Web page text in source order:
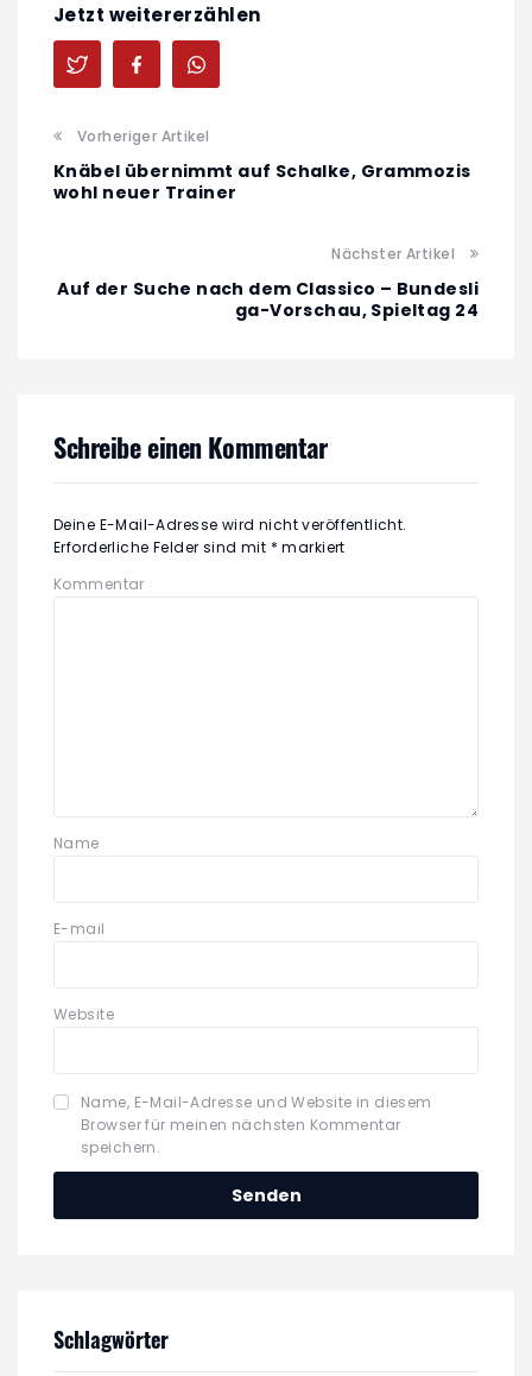
Jetzt weitererzählen
Vorheriger Artikel
Knäbel übernimmt auf Schalke, Grammozis
wohl neuer Trainer
Nächster Artikel
Auf der Suche nach dem Classico – Bundesli
ga-Vorschau, Spieltag 24
Schreibe einen Kommentar
Deine E-Mail-Adresse wird nicht veröffentlicht.
Erforderliche Felder sind mit * markiert
Kommentar
Name
E-mail
Website
Name, E-Mail-Adresse und Website in diesem
Browser für meinen nächsten Kommentar
speichern.
Schlagwörter